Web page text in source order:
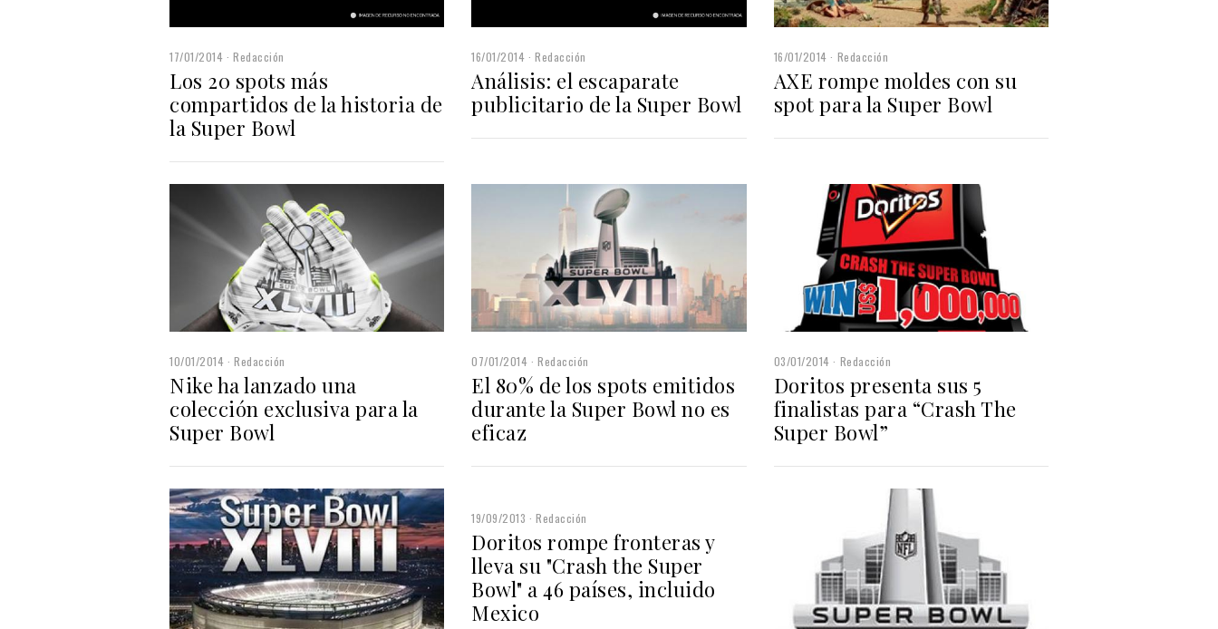
17/01/2014 Redacción
Los 20 spots más
compartidos de la historia de
la Super Bowl
16/01/2014 Redacción
Análisis: el escaparate
publicitario de la Super Bowl
16/01/2014 Redacción
AXE rompe moldes con su
spot para la Super Bowl
10/01/2014 Redacción
Nike ha lanzado una
colección exclusiva para la
Super Bowl
07/01/2014 Redacción
El 80% de los spots emitidos
durante la Super Bowl no es
eficaz
03/01/2014 Redacción
Doritos presenta sus 5
finalistas para “Crash The
Super Bowl”
19/09/2013 Redacción
Doritos rompe fronteras y
lleva su "Crash the Super
Bowl" a 46 países, incluido
Mexico